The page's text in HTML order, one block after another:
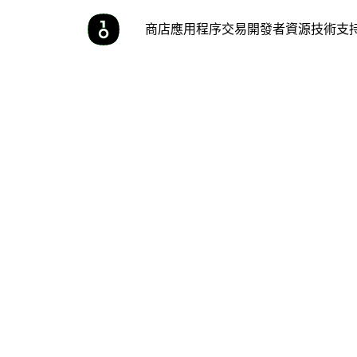
商店應用程序交易開發者資源技術支